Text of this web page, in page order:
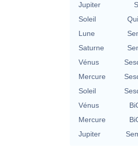
Jupiter
Soleil
Lune
Saturne
Vénus
Mercure
Soleil
Vénus
Mercure
Jupiter